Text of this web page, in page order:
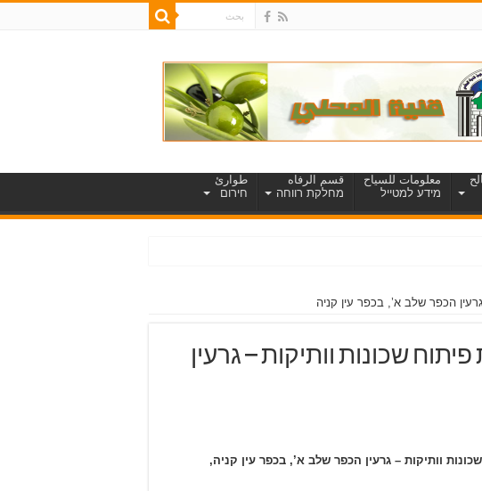
معلومات للسياح
מידע למטייל
قسم الرفاه
מחלקת רווחה
طوارئ
חירום
עבודות פיתוח שכונות וותיקות – גרעין
וותיקות – גרעין הכפר שלב א’, בכפר עין קניה,